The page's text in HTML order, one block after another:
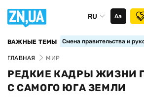
RU Аа
ВАЖНЫЕ ТЕМЫ Смена правительства и
ГЛАВНАЯ МИР
РЕДКИЕ КАДРЫ ЖИЗНИ
С САМОГО ЮГА ЗЕМЛИ